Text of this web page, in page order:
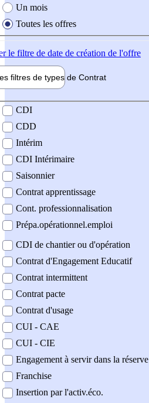
Un mois
Toutes les offres
le filtre de date de création de l'offre
filtres de types de Contrat
contrat
CDI
CDD
Intérim
CDI Intérimaire
Saisonnier
Contrat apprentissage
Cont. professionnalisation
Prépa.opérationnel.emploi
CDI de chantier ou d'opération
Contrat d'Engagement Educatif
Contrat intermittent
Contrat pacte
Contrat d'usage
CUI - CAE
CUI - CIE
Engagement à servir dans la réserve
Franchise
Insertion par l'activ.éco.